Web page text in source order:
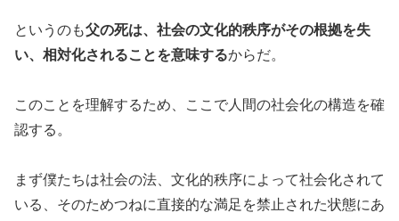
というのも父の死は、社会の文化的秩序がその根拠を失
い、相対化されることを意味するからだ。
このことを理解するため、ここで人間の社会化の構造を確
認する。
まず僕たちは社会の法、文化的秩序によって社会化されて
いる、そのためつねに直接的な満足を禁止された状態にあ